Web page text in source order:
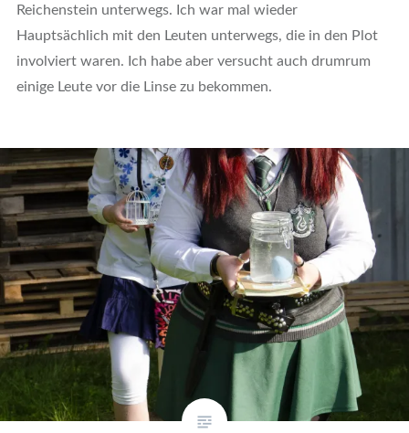
Reichenstein unterwegs. Ich war mal wieder
Hauptsächlich mit den Leuten unterwegs, die in den Plot
involviert waren. Ich habe aber versucht auch drumrum
einige Leute vor die Linse zu bekommen.